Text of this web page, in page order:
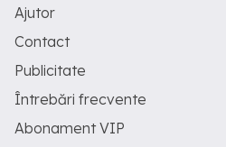
Ajutor
Contact
Publicitate
Întrebări frecvente
Abonament VIP